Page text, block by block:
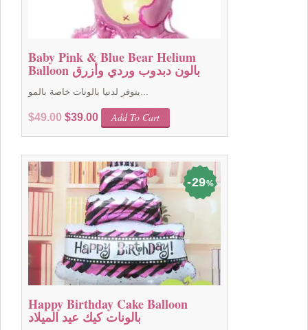
Baby Pink & Blue Bear Helium
Balloon بالون دبدوب وردي وأزرق
يتوفر لدنيا بالونات خاصة بالمو...
$49.00 Original
$49.00.
$39.00Current
price
$39.00.
Add To Cart
29%
Happy Birthday Cake Balloon
بالونات كيك عيد الميلاد